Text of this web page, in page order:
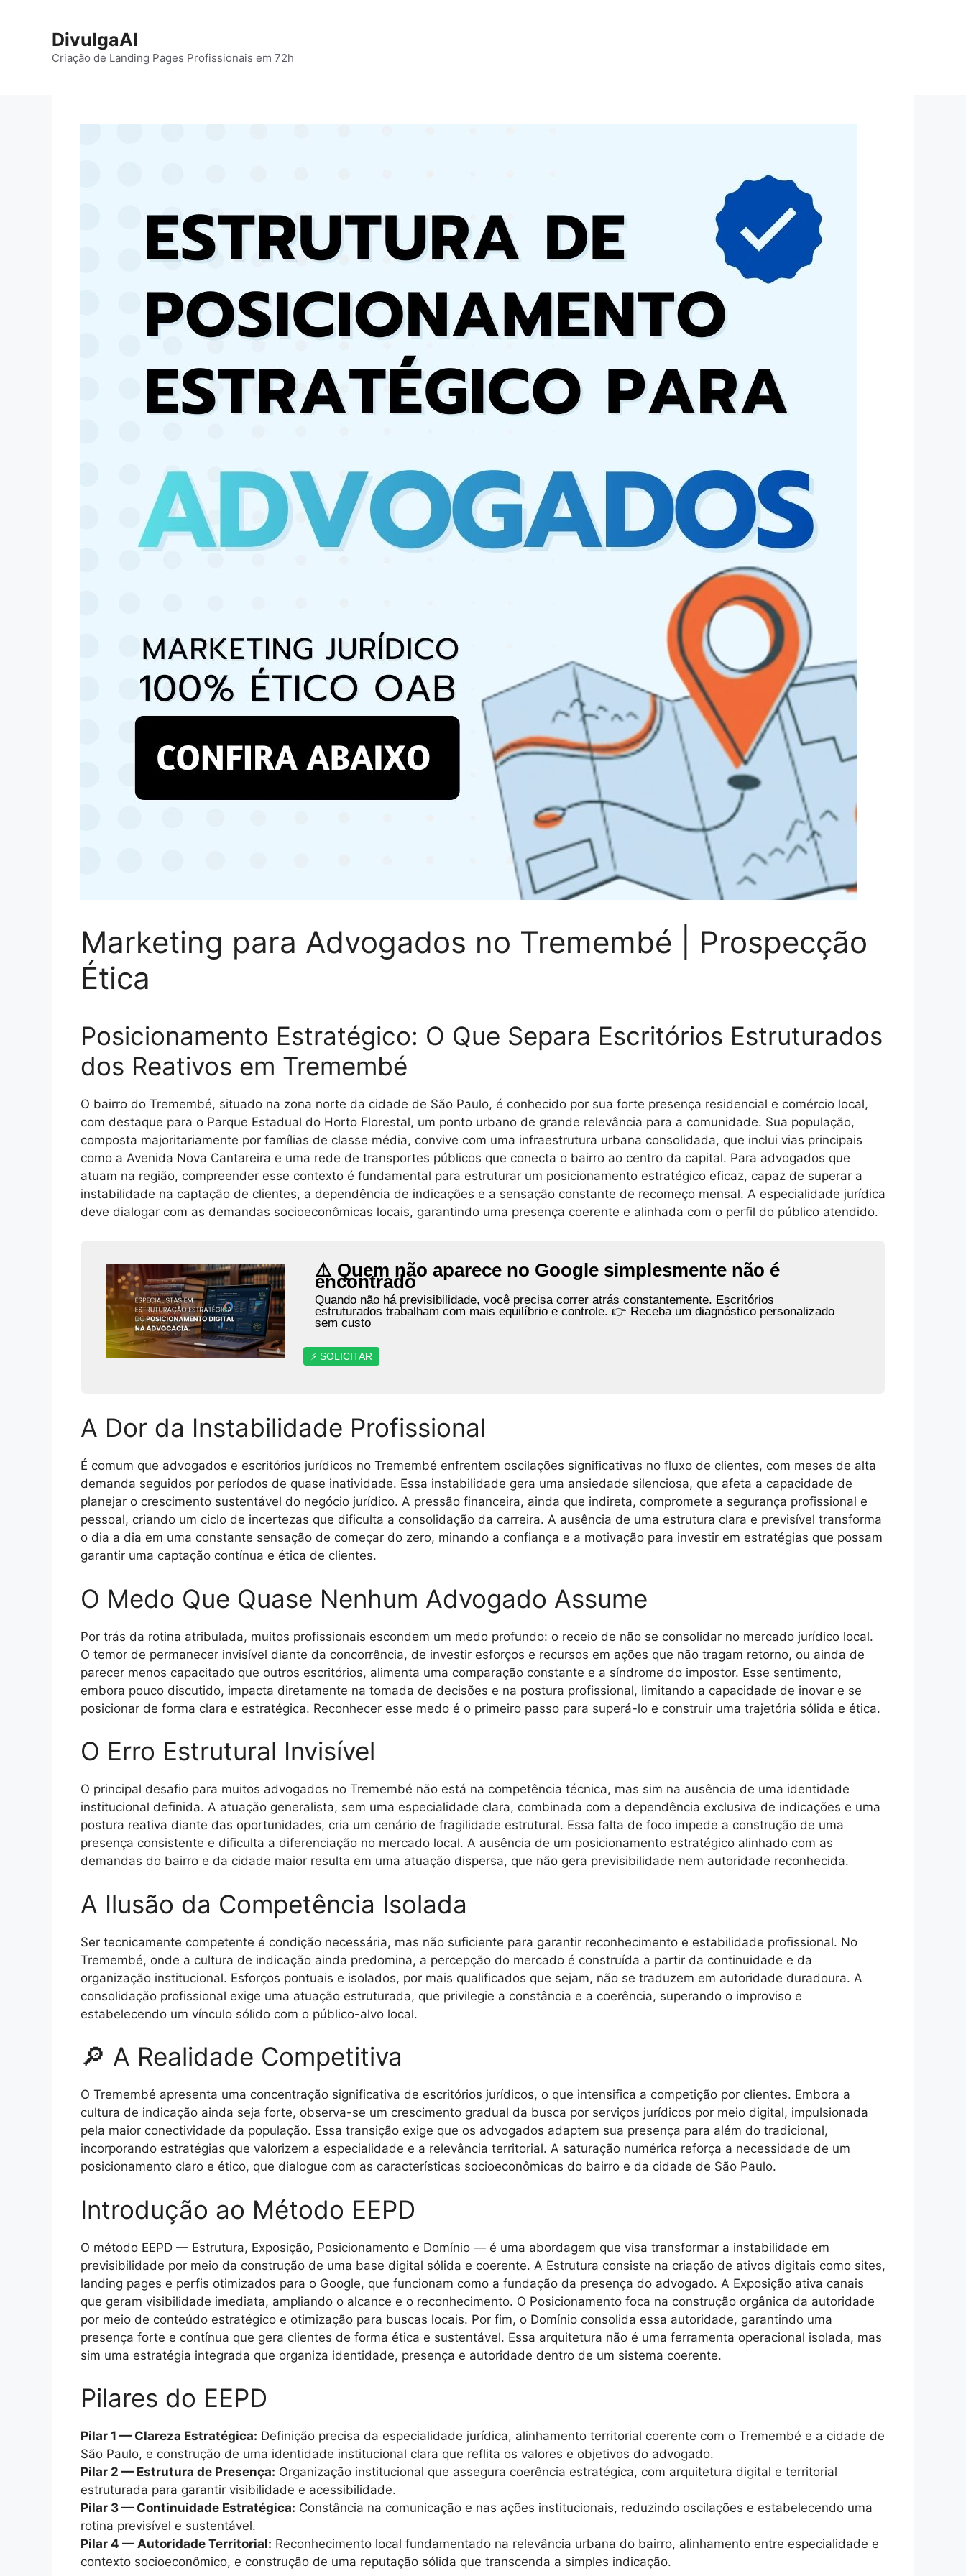
conteúdo
DivulgaAI
Criação de Landing Pages Profissionais em 72h
Marketing para Advogados no Tremembé | Prospecção
Ética
Posicionamento Estratégico: O Que Separa Escritórios Estruturados
dos Reativos em Tremembé
O bairro do Tremembé, situado na zona norte da cidade de São Paulo, é conhecido por sua forte presença residencial e comércio local,
com destaque para o Parque Estadual do Horto Florestal, um ponto urbano de grande relevância para a comunidade. Sua população,
composta majoritariamente por famílias de classe média, convive com uma infraestrutura urbana consolidada, que inclui vias principais
como a Avenida Nova Cantareira e uma rede de transportes públicos que conecta o bairro ao centro da capital. Para advogados que
atuam na região, compreender esse contexto é fundamental para estruturar um posicionamento estratégico eficaz, capaz de superar a
instabilidade na captação de clientes, a dependência de indicações e a sensação constante de recomeço mensal. A especialidade jurídica
deve dialogar com as demandas socioeconômicas locais, garantindo uma presença coerente e alinhada com o perfil do público atendido.
⚠️ Quem não aparece no Google simplesmente não é
encontrado
Quando não há previsibilidade, você precisa correr atrás constantemente. Escritórios
estruturados trabalham com mais equilíbrio e controle. 👉 Receba um diagnóstico personalizado
sem custo
⚡ SOLICITAR
A Dor da Instabilidade Profissional
É comum que advogados e escritórios jurídicos no Tremembé enfrentem oscilações significativas no fluxo de clientes, com meses de alta
demanda seguidos por períodos de quase inatividade. Essa instabilidade gera uma ansiedade silenciosa, que afeta a capacidade de
planejar o crescimento sustentável do negócio jurídico. A pressão financeira, ainda que indireta, compromete a segurança profissional e
pessoal, criando um ciclo de incertezas que dificulta a consolidação da carreira. A ausência de uma estrutura clara e previsível transforma
o dia a dia em uma constante sensação de começar do zero, minando a confiança e a motivação para investir em estratégias que possam
garantir uma captação contínua e ética de clientes.
O Medo Que Quase Nenhum Advogado Assume
Por trás da rotina atribulada, muitos profissionais escondem um medo profundo: o receio de não se consolidar no mercado jurídico local.
O temor de permanecer invisível diante da concorrência, de investir esforços e recursos em ações que não tragam retorno, ou ainda de
parecer menos capacitado que outros escritórios, alimenta uma comparação constante e a síndrome do impostor. Esse sentimento,
embora pouco discutido, impacta diretamente na tomada de decisões e na postura profissional, limitando a capacidade de inovar e se
posicionar de forma clara e estratégica. Reconhecer esse medo é o primeiro passo para superá-lo e construir uma trajetória sólida e ética.
O Erro Estrutural Invisível
O principal desafio para muitos advogados no Tremembé não está na competência técnica, mas sim na ausência de uma identidade
institucional definida. A atuação generalista, sem uma especialidade clara, combinada com a dependência exclusiva de indicações e uma
postura reativa diante das oportunidades, cria um cenário de fragilidade estrutural. Essa falta de foco impede a construção de uma
presença consistente e dificulta a diferenciação no mercado local. A ausência de um posicionamento estratégico alinhado com as
demandas do bairro e da cidade maior resulta em uma atuação dispersa, que não gera previsibilidade nem autoridade reconhecida.
A Ilusão da Competência Isolada
Ser tecnicamente competente é condição necessária, mas não suficiente para garantir reconhecimento e estabilidade profissional. No
Tremembé, onde a cultura de indicação ainda predomina, a percepção do mercado é construída a partir da continuidade e da
organização institucional. Esforços pontuais e isolados, por mais qualificados que sejam, não se traduzem em autoridade duradoura. A
consolidação profissional exige uma atuação estruturada, que privilegie a constância e a coerência, superando o improviso e
estabelecendo um vínculo sólido com o público-alvo local.
🔎 A Realidade Competitiva
O Tremembé apresenta uma concentração significativa de escritórios jurídicos, o que intensifica a competição por clientes. Embora a
cultura de indicação ainda seja forte, observa-se um crescimento gradual da busca por serviços jurídicos por meio digital, impulsionada
pela maior conectividade da população. Essa transição exige que os advogados adaptem sua presença para além do tradicional,
incorporando estratégias que valorizem a especialidade e a relevância territorial. A saturação numérica reforça a necessidade de um
posicionamento claro e ético, que dialogue com as características socioeconômicas do bairro e da cidade de São Paulo.
Introdução ao Método EEPD
O método EEPD — Estrutura, Exposição, Posicionamento e Domínio — é uma abordagem que visa transformar a instabilidade em
previsibilidade por meio da construção de uma base digital sólida e coerente. A Estrutura consiste na criação de ativos digitais como sites,
landing pages e perfis otimizados para o Google, que funcionam como a fundação da presença do advogado. A Exposição ativa canais
que geram visibilidade imediata, ampliando o alcance e o reconhecimento. O Posicionamento foca na construção orgânica da autoridade
por meio de conteúdo estratégico e otimização para buscas locais. Por fim, o Domínio consolida essa autoridade, garantindo uma
presença forte e contínua que gera clientes de forma ética e sustentável. Essa arquitetura não é uma ferramenta operacional isolada, mas
sim uma estratégia integrada que organiza identidade, presença e autoridade dentro de um sistema coerente.
Pilares do EEPD
Pilar 1 — Clareza Estratégica: Definição precisa da especialidade jurídica, alinhamento territorial coerente com o Tremembé e a cidade de
São Paulo, e construção de uma identidade institucional clara que reflita os valores e objetivos do advogado.
Pilar 2 — Estrutura de Presença: Organização institucional que assegura coerência estratégica, com arquitetura digital e territorial
estruturada para garantir visibilidade e acessibilidade.
Pilar 3 — Continuidade Estratégica: Constância na comunicação e nas ações institucionais, reduzindo oscilações e estabelecendo uma
rotina previsível e sustentável.
Pilar 4 — Autoridade Territorial: Reconhecimento local fundamentado na relevância urbana do bairro, alinhamento entre especialidade e
contexto socioeconômico, e construção de uma reputação sólida que transcenda a simples indicação.